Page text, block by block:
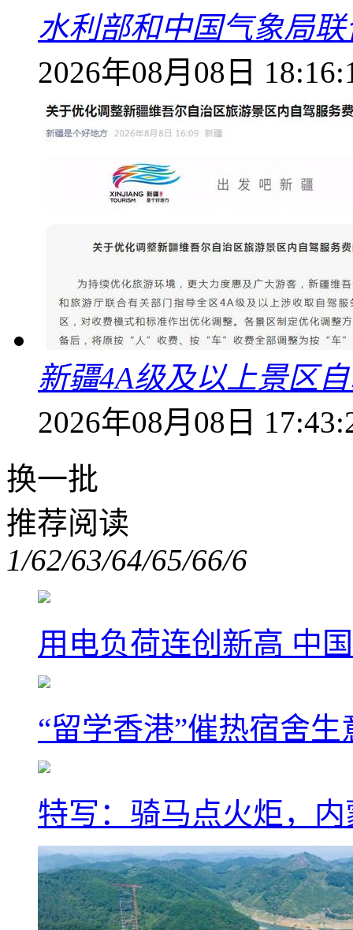
水利部和中国气象局
2026年08月08日
新疆4A级及以上景区
2026年08月08日
换一批
推荐阅读
1/62/63/64/65/66/6
用电负荷连创新高 中
“留学香港”催热宿舍
特写：骑马点火炬，